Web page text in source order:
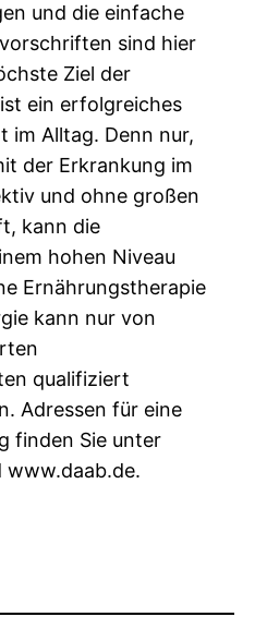
und die einfache
sind hier
Ziel der
ein erfolgreiches
im Alltag. Denn nur,
der Erkrankung im
und ohne großen
kann die
hohen Niveau
Ernährungstherapie
kann nur von
qualifiziert
Adressen für eine
finden Sie unter
www.daab.de.